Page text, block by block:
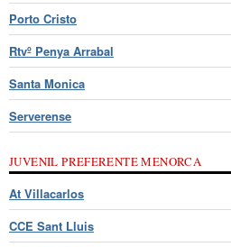
Porto Cristo
Rtvº Penya Arrabal
Santa Monica
Serverense
JUVENIL PREFERENTE MENORCA
At Villacarlos
CCE Sant Lluis